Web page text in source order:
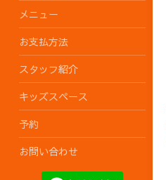
メニュー
お支払方法
スタッフ紹介
キッズスペース
予約
お問い合わせ